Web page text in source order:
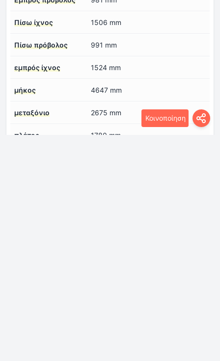
Κοινοποίηση
Πίσω ίχνος 1506 mm
Πίσω πρόβολος 991 mm
εμπρός ίχνος 1524 mm
μήκος 4647 mm
μεταξόνιο 2675 mm
πλάτος 1780 mm